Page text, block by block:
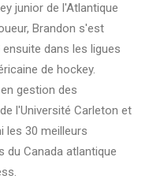
junior de l'Atlantique
Brandon s'est
dans les ligues
de hockey.
gestion des
l'Université Carleton et
les 30 meilleurs
du Canada atlantique